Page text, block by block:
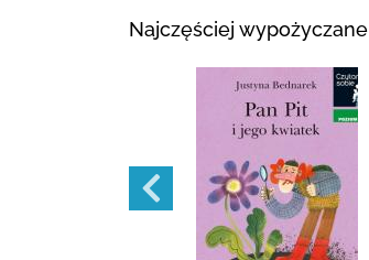
Najczęściej wypożyczane